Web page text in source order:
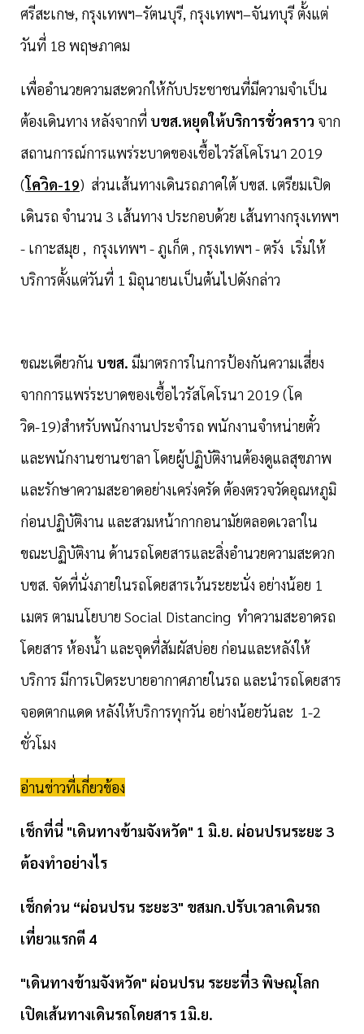
ศรีสะเกษ, กรุงเทพฯ–รัตนบุรี, กรุงเทพฯ–จันทบุรี ตั้งแต่
วันที่ 18 พฤษภาคม
เพื่ออำนวยความสะดวกให้กับประชาชนที่มีความจำเป็น
ต้องเดินทาง หลังจากที่ บขส.หยุดให้บริการชั่วคราว จาก
สถานการณ์การแพร่ระบาดของเชื้อไวรัสโคโรนา 2019
(โควิด-19) ส่วนเส้นทางเดินรถภาคใต้ บขส. เตรียมเปิด
เดินรถ จำนวน 3 เส้นทาง ประกอบด้วย เส้นทางกรุงเทพฯ
- เกาะสมุย , กรุงเทพฯ - ภูเก็ต , กรุงเทพฯ - ตรัง เริ่มให้
บริการตั้งแต่วันที่ 1 มิถุนายนเป็นต้นไปดังกล่าว
ขณะเดียวกัน บขส. มีมาตรการในการป้องกันความเสี่ยง
จากการแพร่ระบาดของเชื้อไวรัสโคโรนา 2019 (โค
วิด-19)สำหรับพนักงานประจำรถ พนักงานจำหน่ายตั๋ว
และพนักงานชานชาลา โดยผู้ปฏิบัติงานต้องดูแลสุขภาพ
และรักษาความสะอาดอย่างเคร่งครัด ต้องตรวจวัดอุณหภูมิ
ก่อนปฏิบัติงาน และสวมหน้ากากอนามัยตลอดเวลาใน
ขณะปฏิบัติงาน ด้านรถโดยสารและสิ่งอำนวยความสะดวก
บขส. จัดที่นั่งภายในรถโดยสารเว้นระยะนั่ง อย่างน้อย 1
เมตร ตามนโยบาย Social Distancing ทำความสะอาดรถ
โดยสาร ห้องน้ำ และจุดที่สัมผัสบ่อย ก่อนและหลังให้
บริการ มีการเปิดระบายอากาศภายในรถ และนำรถโดยสาร
จอดตากแดด หลังให้บริการทุกวัน อย่างน้อยวันละ 1-2
ชั่วโมง
อ่านข่าวที่เกี่ยวข้อง
เช็กที่นี่ "เดินทางข้ามจังหวัด" 1 มิ.ย. ผ่อนปรนระยะ 3
ต้องทำอย่างไร
เช็กด่วน “ผ่อนปรน ระยะ3" ขสมก.ปรับเวลาเดินรถ
เที่ยวแรกตี 4
"เดินทางข้ามจังหวัด" ผ่อนปรน ระยะที่3 พิษณุโลก
เปิดเส้นทางเดินรถโดยสาร 1มิ.ย.